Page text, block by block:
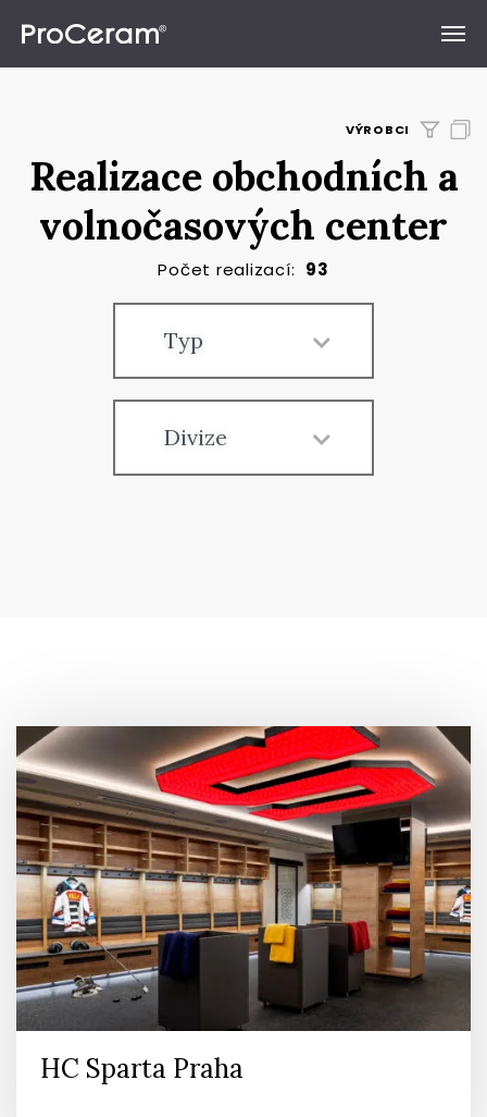
Realizace obchodních a
volnočasových center
Počet realizací: 93
Typ
Divize
VÝROBCI
HC Sparta Praha